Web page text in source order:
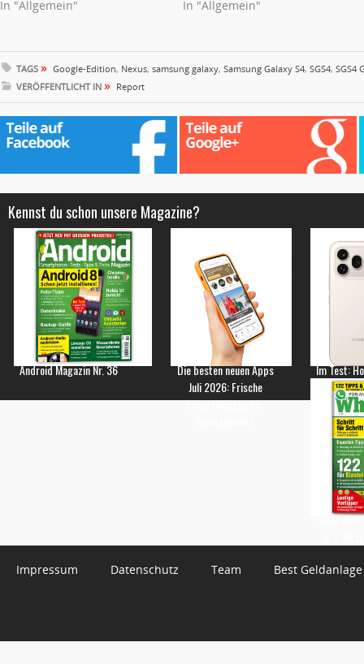
In "Allgemein"
In "Allgemein"
TAGS » Google-Edition, Nexus, samsung galaxy, Samsung Galaxy S4, SGS4, SGS4
VERÖFFENTLICHT IN » Report
Kennst du schon unsere Magazine?
Android Magazin Nr. 36
Die besten neuen Apps
Juli 2026: Frische
Empfehlungen für
Im Test:
Impressum Datenschutz Team Best Geldanlage